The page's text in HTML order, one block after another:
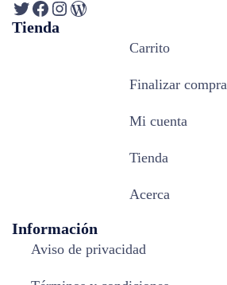
Tienda
Carrito
Finalizar compra
Mi cuenta
Tienda
Acerca
Información
Aviso de privacidad